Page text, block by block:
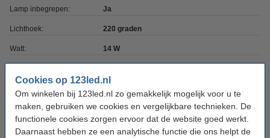
Cookies op 123led.nl
Om winkelen bij 123led.nl zo gemakkelijk mogelijk voor u te
maken, gebruiken we cookies en vergelijkbare technieken. De
functionele cookies zorgen ervoor dat de website goed werkt.
Daarnaast hebben ze een analytische functie die ons helpt de
Lamp inbegrepen: Ja
Lichthoek: 220 graden
Watt: 14 W
Dimbaar: Nee
Voltage: 220-240 V